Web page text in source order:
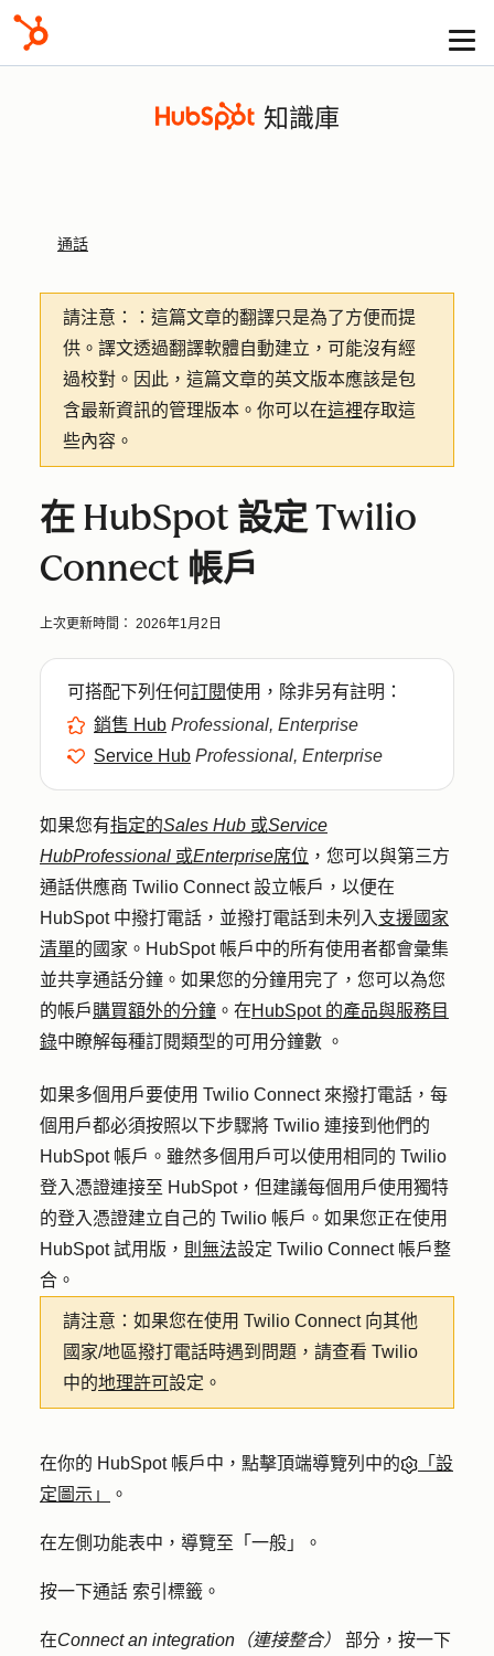
知識庫
通話
請注意：
：這篇文章的翻譯只是為了方便而提
供。譯文透過翻譯軟體自動建立，可能沒有經
過校對。因此，這篇文章的英文版本應該是包
含最新資訊的管理版本。你可以在這裡存取這
些內容。
在 HubSpot 設定 Twilio
Connect 帳戶
上次更新時間： 2026年1月2日
可搭配下列任何訂閱使用，除非另有註明：
銷售 Hub Professional, Enterprise
Service Hub Professional, Enterprise
如果您有指定的Sales Hub 或Service
HubProfessional 或Enterprise席位 ，您可以與第三方
通話供應商 Twilio Connect 設立帳戶，以便在
HubSpot 中撥打電話，並撥打電話到 未列入 支援國家
清單的 國家 。HubSpot 帳戶中的所有使用者都會彙集
並共享通話分鐘。如果您的分鐘用完了，您可以為您
的帳戶購買額外的分鐘 。在HubSpot 的產品與服務目
錄中瞭解每種訂閱類型的可用分鐘數 。
如果多個用戶要使用 Twilio Connect 來撥打電話，每
個用戶都必須按照以下步驟將 Twilio 連接到他們的
HubSpot 帳戶。雖然多個用戶可以使用相同的 Twilio
登入憑證連接至 HubSpot，但建議每個用戶使用獨特
的登入憑證建立自己的 Twilio 帳戶。如果您正在使用
HubSpot 試用版， 則無法設定 Twilio Connect 帳戶整
合。
請注意： 如果您在使用 Twilio Connect 向其他
國家/地區撥打電話時遇到問題，請查看 Twilio
中的地理許可設定。
在你的 HubSpot 帳戶中，點擊頂端導覽列中的
「設
定圖示」
。
在左側功能表中，導覽至「 一般 」。
按一下通話 索引標籤。
在Connect an integration（連接整合） 部分，按一下